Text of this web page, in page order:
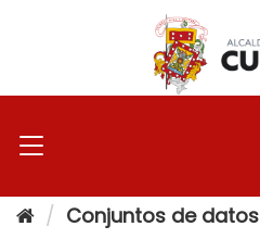
Conjuntos de datos